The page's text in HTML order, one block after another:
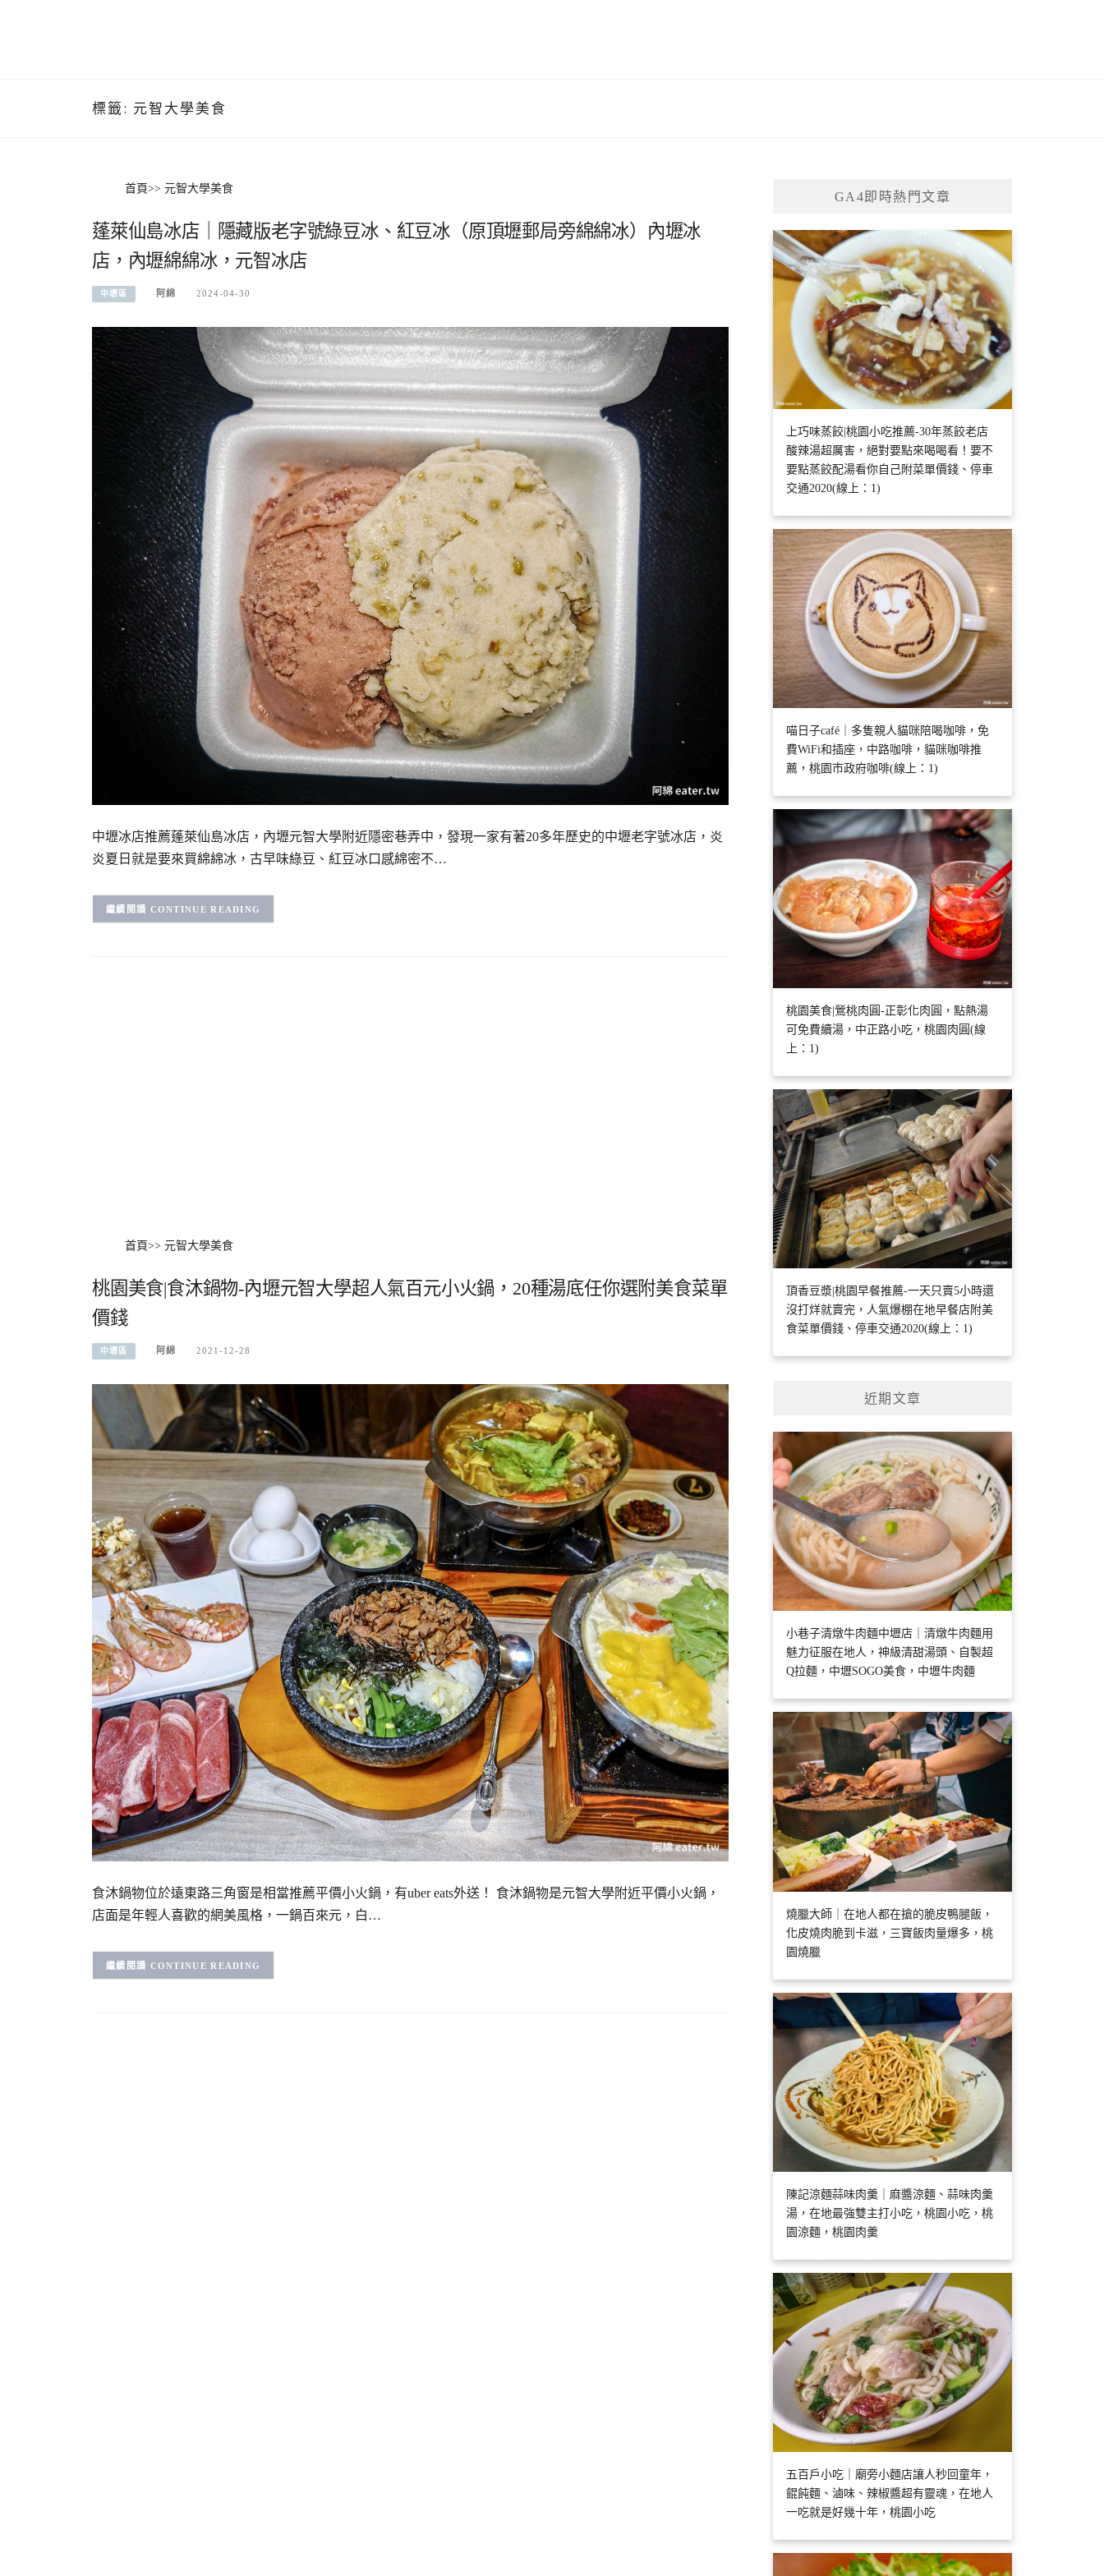
標籤: 元智大學美食
首頁>> 元智大學美食
蓬萊仙島冰店｜隱藏版老字號綠豆冰、紅豆冰（原頂壢郵局旁綿綿冰）內壢冰
店，內壢綿綿冰，元智冰店
中壢區 阿綿 2024-04-30
中壢冰店推薦蓬萊仙島冰店，內壢元智大學附近隱密巷弄中，發現一家有著20多年歷史的中壢老字號冰店，炎
炎夏日就是要來買綿綿冰，古早味綠豆、紅豆冰口感綿密不…
CONTINUE READING
首頁>> 元智大學美食
桃園美食|食沐鍋物-內壢元智大學超人氣百元小火鍋，20種湯底任你選附美食菜單
價錢
中壢區 阿綿 2021-12-28
食沐鍋物位於遠東路三角窗是相當推薦平價小火鍋，有uber eats外送！ 食沐鍋物是元智大學附近平價小火鍋，
店面是年輕人喜歡的網美風格，一鍋百來元，白…
CONTINUE READING
GA4即時熱門文章
上巧味蒸餃|桃園小吃推薦-30年蒸餃老店
酸辣湯超厲害，絕對要點來喝喝看！要不
要點蒸餃配湯看你自己附菜單價錢、停車
交通2020(線上：1)
喵日子café｜多隻親人貓咪陪喝咖啡，免
費WiFi和插座，中路咖啡，貓咪咖啡推
薦，桃園市政府咖啡(線上：1)
桃園美食|鶯桃肉圓-正彰化肉圓，點熱湯
可免費續湯，中正路小吃，桃園肉圓(線
上：1)
頂香豆漿|桃園早餐推薦-一天只賣5小時還
沒打烊就賣完，人氣爆棚在地早餐店附美
食菜單價錢、停車交通2020(線上：1)
近期文章
小巷子清燉牛肉麵中壢店｜清燉牛肉麵用
魅力征服在地人，神級清甜湯頭、自製超
Q拉麵，中壢SOGO美食，中壢牛肉麵
燒臘大師｜在地人都在搶的脆皮鴨腿飯，
化皮燒肉脆到卡滋，三寶飯肉量爆多，桃
園燒臘
陳記涼麵蒜味肉羹｜麻醬涼麵、蒜味肉羹
湯，在地最強雙主打小吃，桃園小吃，桃
園涼麵，桃園肉羹
五百戶小吃｜廟旁小麵店讓人秒回童年，
餛飩麵、滷味、辣椒醬超有靈魂，在地人
一吃就是好幾十年，桃園小吃